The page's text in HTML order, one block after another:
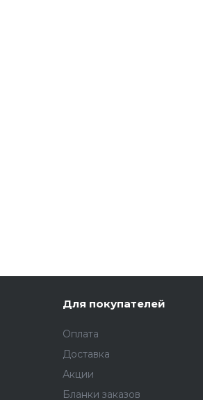
Для покупателей
Оплата
Доставка
Акции
Бланки заказов